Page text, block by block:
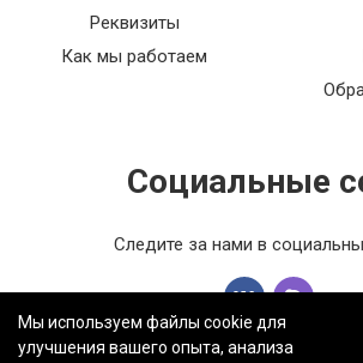
Реквизиты
Как мы работаем
Социальные
Следите за нами в
Мы используем файлы cookie для
улучшения вашего опыта, анализа